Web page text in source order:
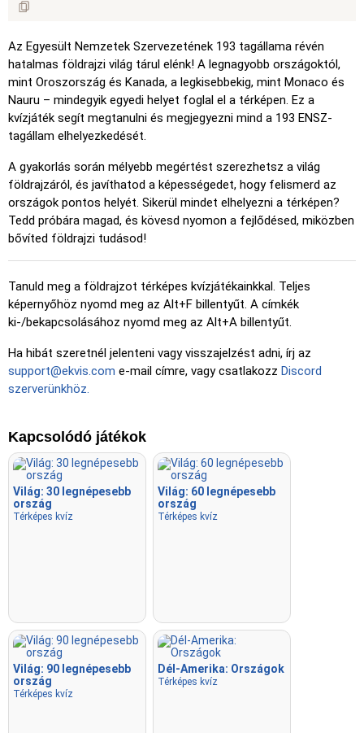
Az Egyesült Nemzetek Szervezetének 193 tagállama révén
hatalmas földrajzi világ tárul elénk! A legnagyobb országoktól,
mint Oroszország és Kanada, a legkisebbekig, mint Monaco és
Nauru – mindegyik egyedi helyet foglal el a térképen. Ez a
kvízjáték segít megtanulni és megjegyezni mind a 193 ENSZ-
tagállam elhelyezkedését.
A gyakorlás során mélyebb megértést szerezhetsz a világ
földrajzáról, és javíthatod a képességedet, hogy felismerd az
országok pontos helyét. Sikerül mindet elhelyezni a térképen?
Tedd próbára magad, és kövesd nyomon a fejlődésed, miközben
bővíted földrajzi tudásod!
Tanuld meg a földrajzot térképes kvízjátékainkkal. Teljes
képernyőhöz nyomd meg az Alt+F billentyűt. A címkék
ki-/bekapcsolásához nyomd meg az Alt+A billentyűt.
Ha hibát szeretnél jelenteni vagy visszajelzést adni, írj az
support@ekvis.com e-mail címre, vagy csatlakozz Discord
szerverünkhöz.
Kapcsolódó játékok
Világ: 30 legnépesebb
ország
Térképes kvíz
Világ: 60 legnépesebb
ország
Térképes kvíz
Világ: 90 legnépesebb
ország
Térképes kvíz
Dél-Amerika: Országok
Térképes kvíz